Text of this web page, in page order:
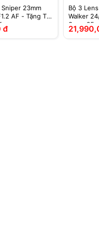
23mm
AF - Tặng Túi
đ
Bộ 3
Walker
Super35